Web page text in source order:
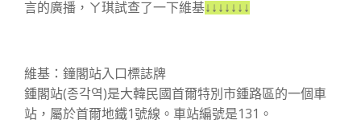
言的廣播，ㄚ琪試查了一下維基↓↓↓↓↓↓↓
維基：鐘閣站入口標誌牌
鍾閣站(종각역)是大韓民國首爾特別市鍾路區的一個車
站，屬於首爾地鐵1號線。車站編號是131。